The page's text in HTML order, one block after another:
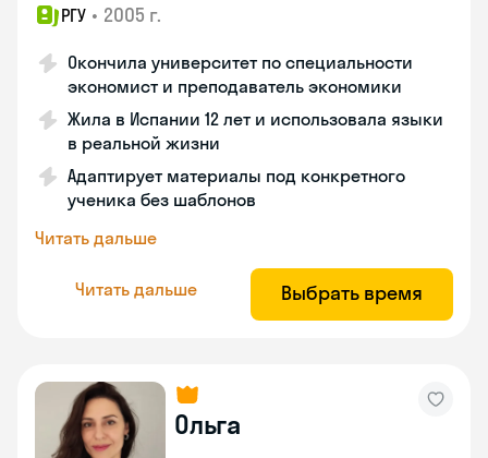
РГУ • 2005 г.
Окончила университет по специальности
экономист и преподаватель экономики
Жила в Испании 12 лет и использовала языки
в реальной жизни
Адаптирует материалы под конкретного
ученика без шаблонов
Читать дальше
Читать дальше Выбрать время
Ольга